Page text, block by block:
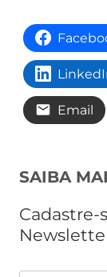
Email
SAIBA
Cadastre-